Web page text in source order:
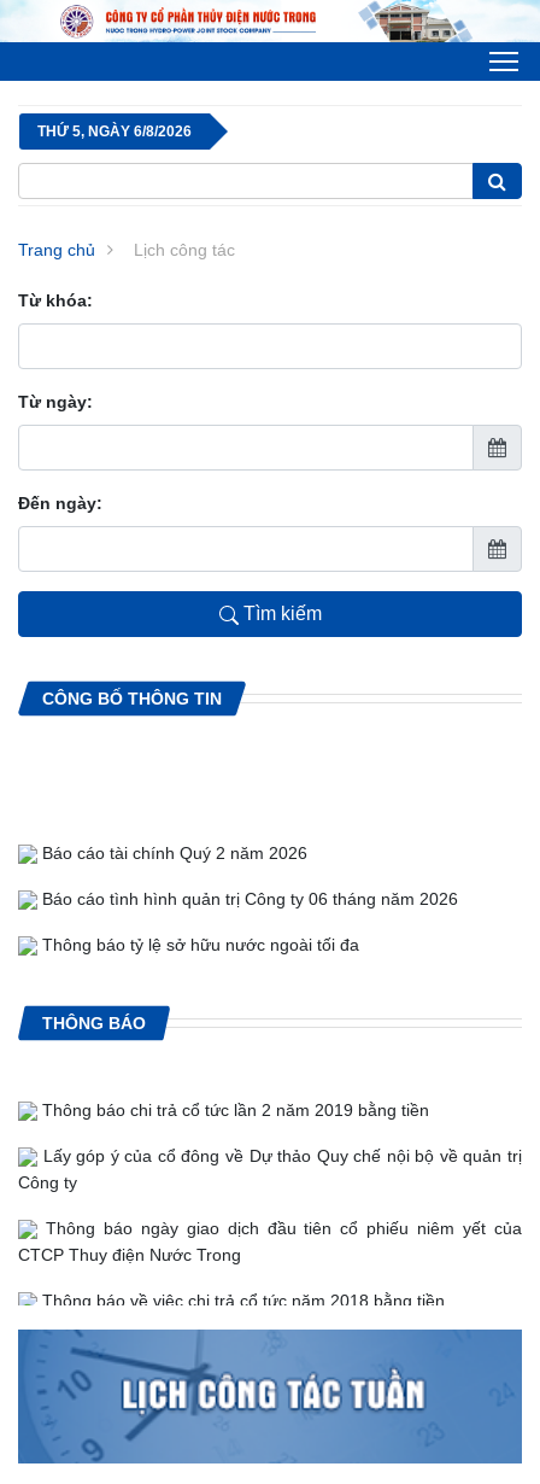
THỨ 5, NGÀY 6/8/2026
Trang chủ Lịch công tác
Từ khóa:
Từ ngày:
Đến ngày:
Tìm kiếm
CÔNG BỐ THÔNG TIN
Báo cáo tài chính Quý 2 năm 2026
Báo cáo tình hình quản trị Công ty 06 tháng năm 2026
Thông báo tỷ lệ sở hữu nước ngoài tối đa
Danh sách cổ đông Nhà nước, cổ đông chiến lược, cổ đông
Giấy chứng nhận ĐKDN thay đổi lần thứ 12 ngày 09/05/2026
THÔNG BÁO
Thông báo chi trả cổ tức lần 2 năm 2019 bằng tiền
Lấy góp ý của cổ đông về Dự thảo Quy chế nội bộ về quản trị
Công ty
Thông báo ngày giao dịch đầu tiên cổ phiếu niêm yết của
CTCP Thuy điện Nước Trong
Thông báo về việc chi trả cổ tức năm 2018 bằng tiền
Thông báo : Thủy điện Nước Trong chính thức bắt đầu phát
điện
Thông báo hỗ trợ mở tài khoản giao dịch cổ phiếu